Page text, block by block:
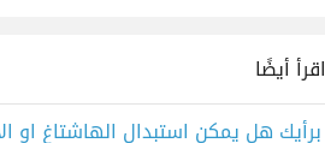
اقرأ أيضًا